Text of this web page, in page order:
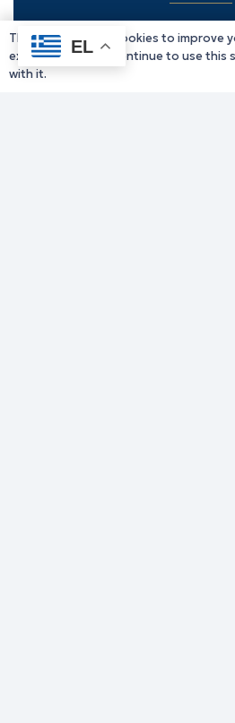
Υπηρεσίες
Υπηρεσίες
EL
This website uses cookies to improve
experience. If you continue to use this
with it.